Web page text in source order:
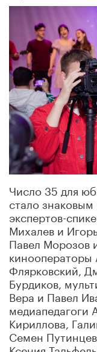
Число 35 для
стало знаковым
экспертов-
Михалев и
Павел Морозов
Флярковский,
Бурдиков,
Вера и Павел
медиапедагоги
Кириллова,
Семен